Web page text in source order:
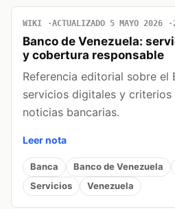
WIKI ACTUALIZADO 5 MAYO 2026
Banco de Venezuela:
y cobertura responsable
Referencia editorial sobre el
servicios digitales y criterios
noticias bancarias.
Leer nota
Banca Banco de Venezuela
Servicios
Venezuela